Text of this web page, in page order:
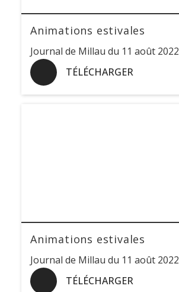
Animations estivales
Journal de Millau du 11 août 2022
TÉLÉCHARGER
Animations estivales
Journal de Millau du 11 août 2022
TÉLÉCHARGER